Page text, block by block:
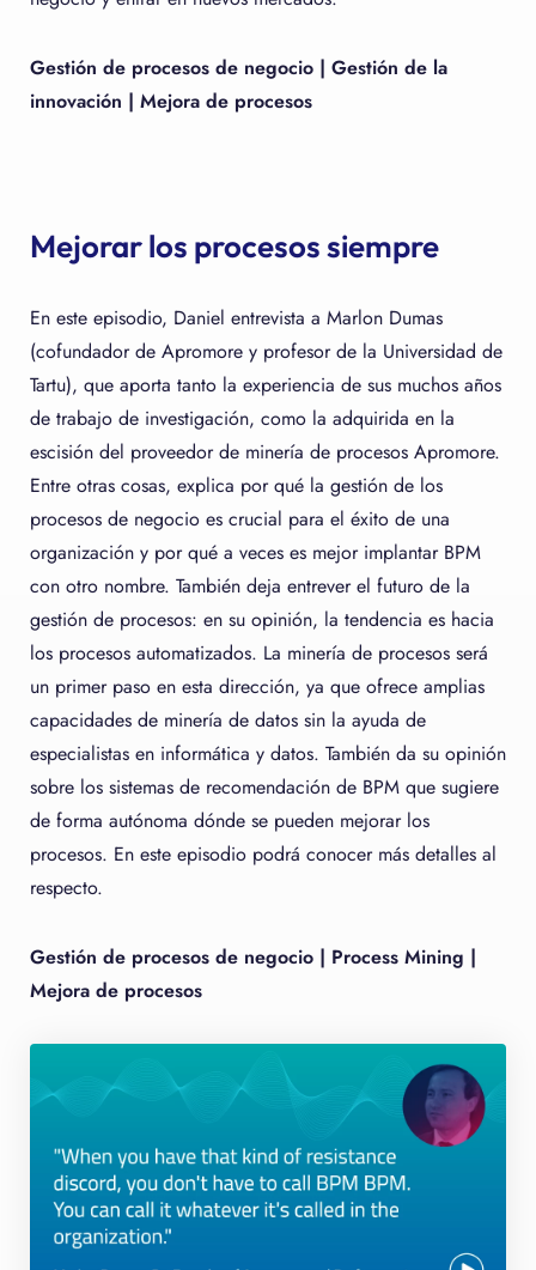
Gestión de procesos de negocio | Gestión de la
innovación | Mejora de procesos
Mejorar los procesos siempre
En este episodio, Daniel entrevista a Marlon Dumas
(cofundador de Apromore y profesor de la Universidad de
Tartu), que aporta tanto la experiencia de sus muchos años
de trabajo de investigación, como la adquirida en la
escisión del proveedor de minería de procesos Apromore.
Entre otras cosas, explica por qué la gestión de los
procesos de negocio es crucial para el éxito de una
organización y por qué a veces es mejor implantar BPM
con otro nombre. También deja entrever el futuro de la
gestión de procesos: en su opinión, la tendencia es hacia
los procesos automatizados. La minería de procesos será
un primer paso en esta dirección, ya que ofrece amplias
capacidades de minería de datos sin la ayuda de
especialistas en informática y datos. También da su opinión
sobre los sistemas de recomendación de BPM que sugiere
de forma autónoma dónde se pueden mejorar los
procesos. En este episodio podrá conocer más detalles al
respecto.
Gestión de procesos de negocio | Process Mining |
Mejora de procesos